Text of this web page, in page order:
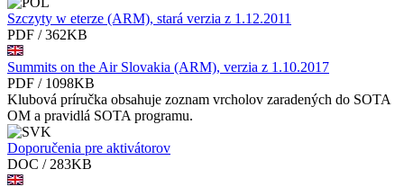
Szczyty w eterze (ARM), stará verzia z 1.12.2011
PDF / 362KB
Summits on the Air Slovakia (ARM), verzia z 1.10.2017
PDF / 1098KB
Klubová príručka obsahuje zoznam vrcholov zaradených do SOTA
OM a pravidlá SOTA programu.
Doporučenia pre aktivátorov
DOC / 283KB